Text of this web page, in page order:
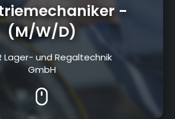
-
(M/W/D)
Lager- und Regaltechnik
GmbH